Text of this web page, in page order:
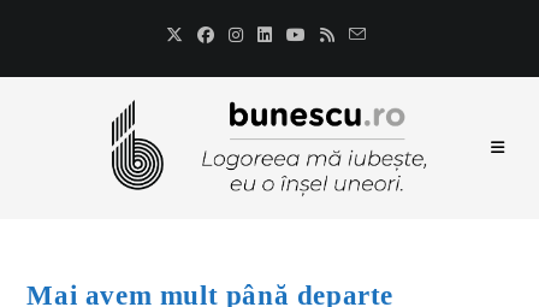
Mai avem mult până departe